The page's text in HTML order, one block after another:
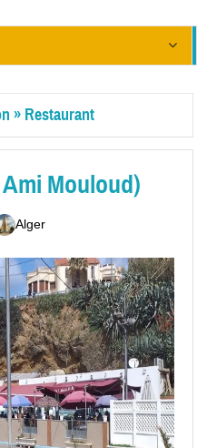
» Restaurant
Mouloud)
Alger